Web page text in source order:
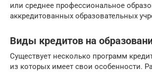
или среднее профессиональное
аккредитованных образовательных
Виды кредитов на
Существует несколько программ
из которых имеет свои особенности.